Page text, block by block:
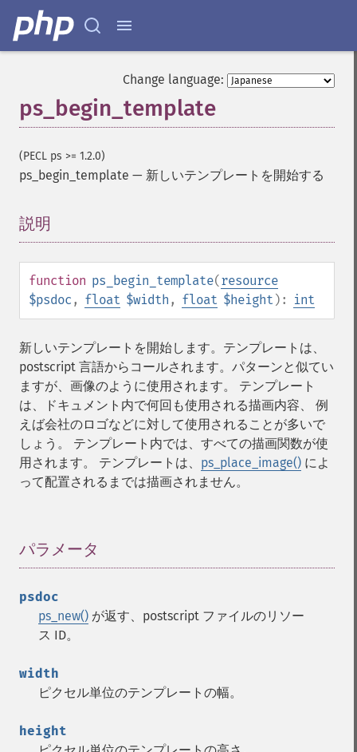
Change language:
ps_begin_template
(PECL ps >= 1.2.0)
ps_begin_template — 新しいテンプレートを開始する
説明
function ps_begin_template(resource
$psdoc , float $width , float $height ): int
新しいテンプレートを開始します。テンプレートは、
postscript 言語からコールされます。パターンと似てい
ますが、画像のように使用されます。 テンプレート
は、ドキュメント内で何回も使用される描画内容、 例
えば会社のロゴなどに対して使用されることが多いで
しょう。 テンプレート内では、すべての描画関数が使
用されます。 テンプレートは、 ps_place_image() によ
って配置されるまでは描画されません。
パラメータ
psdoc
ps_new() が返す、postscript ファイルのリソー
ス ID。
width
ピクセル単位のテンプレートの幅。
height